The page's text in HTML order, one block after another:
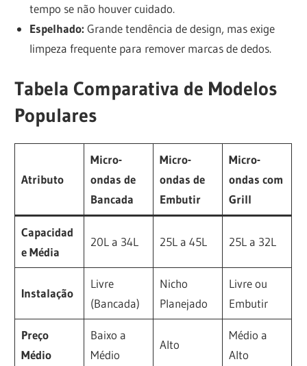
tempo se não houver cuidado.
Espelhado: Grande tendência de design, mas exige
limpeza frequente para remover marcas de dedos.
Tabela Comparativa de Modelos
Populares
Atributo
Micro-
ondas de
Bancada
Micro-
ondas de
Embutir
Micro-
ondas com
Grill
Capacidad
e Média
20L a 34L 25L a 45L 25L a 32L
Instalação
Livre
(Bancada)
Nicho
Planejado
Livre ou
Embutir
Preço
Médio
Baixo a
Médio
Alto
Médio a
Alto